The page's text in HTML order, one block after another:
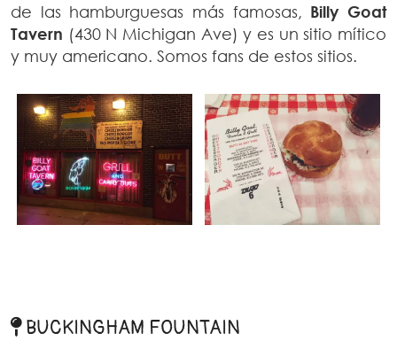
de las hamburguesas más famosas, Billy Goat
Tavern (430 N Michigan Ave) y es un sitio mítico
y muy americano. Somos fans de estos sitios.
BUCKINGHAM FOUNTAIN